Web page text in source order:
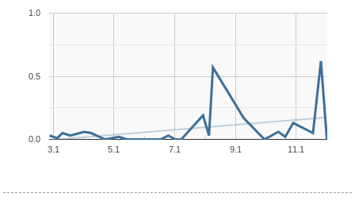
3.1 5.1 7.1 9.1 11.1
0.0
0.5
1.0